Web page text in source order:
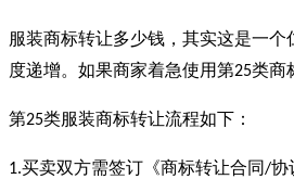
服装商标转让多少钱，其实这是一
度递增。如果商家着急使用第25类商
第25类服装商标转让流程如下：
1.买卖双方需签订《商标转让合同/协